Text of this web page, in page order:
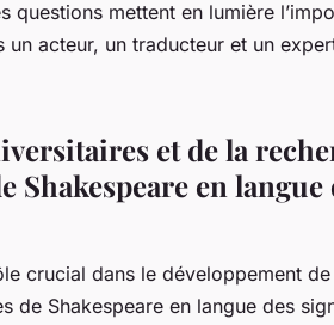
questions mettent en lumière
acteur, un traducteur et un
et de la
en langue
crucial dans le développement
de Shakespeare en langue des